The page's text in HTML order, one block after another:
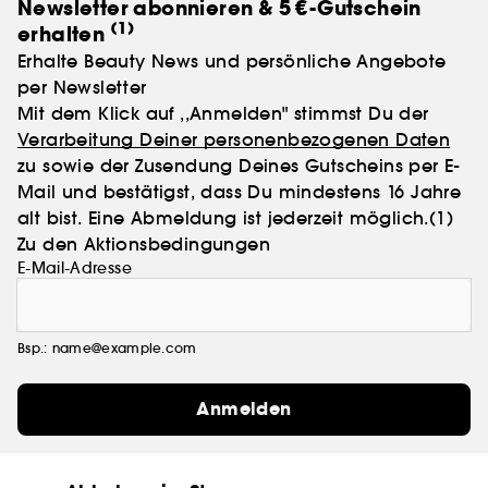
Newsletter abonnieren & 5 €-Gutschein
erhalten (1)
Erhalte Beauty News und persönliche Angebote
per Newsletter
Mit dem Klick auf ,,Anmelden" stimmst Du der
Verarbeitung Deiner personenbezogenen Daten
zu sowie der Zusendung Deines Gutscheins per E-
Mail und bestätigst, dass Du mindestens 16 Jahre
alt bist. Eine Abmeldung ist jederzeit möglich.(1)
Zu den Aktionsbedingungen
E-Mail-Adresse
Bsp.: name@example.com
Anmelden